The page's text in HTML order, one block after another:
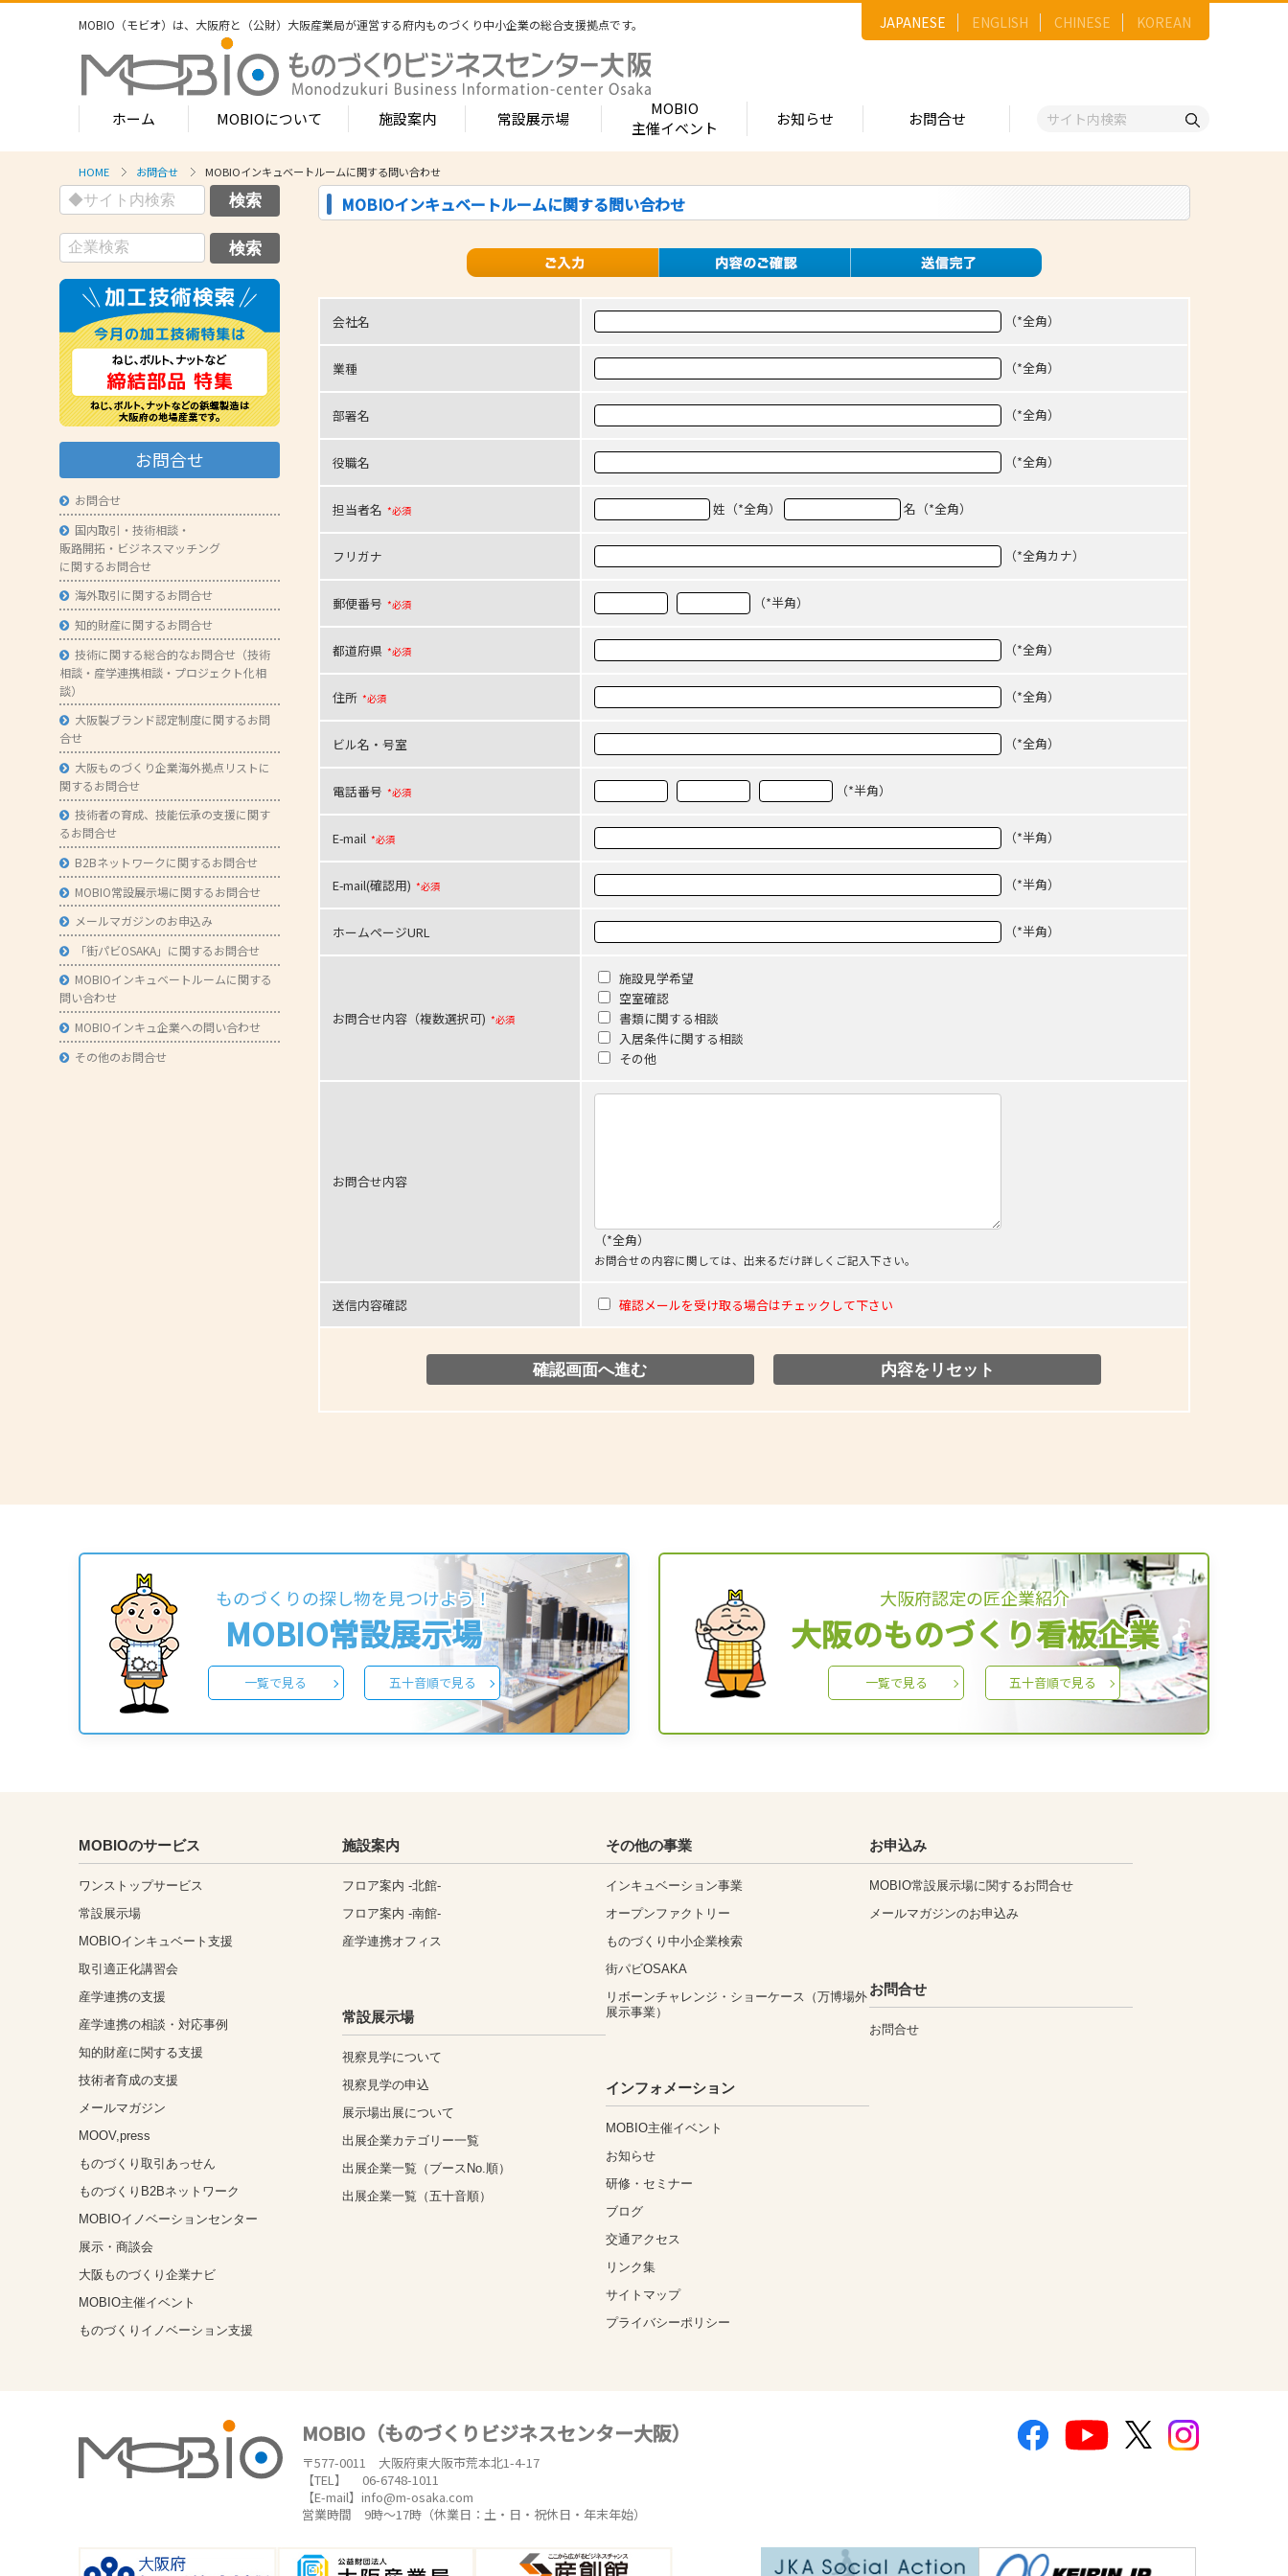
MOBIO（モビオ）は、大阪府と（公財）大阪産業局が運営する府内ものづくり中小企業の総合支援拠点です。 JAPANESE ENGLISH CHINESE KOREAN
ホーム MOBIOについて
MOBIOのサービス
- ワンストップサービス
- 常設展示場
- MOBIOインキュベート支援
- 取引適正化講習会
- 産学連携の支援
- 産学連携の相談・対応事例
- 知的財産に関する支援
- MOOV,press
- ものづくり取引あっせん
- ものづくりB2Bネットワーク
- MOBIOイノベーションセンター
- 展示・商談会
- 大阪ものづくり企業ナビ
- ものづくりイノベーション支援
- 大規模展示商談会活用事業（出展支援事業）
- 大阪府中小企業等外国出願支援事業
- 大阪の伝統工芸品
- 大阪ものづくり企業 海外拠点リスト
MOBIOとは
- MOBIOの4つの戦略
- オープンファクトリー
- リボーンチャレンジ・ショーケース
（万博場外展示事業）
施設案内
- フロア案内 -北館-
常設展示場のご案内
4階（インキュベートルーム）
- フロア案内 -南館-
1階
産学連携オフィス
常設展示場
常設展示場
- MOBIO 常設展示場
展示場出展について
出展のメリット
出展するには？
出展企業紹介
- 出展企業カテゴリー一覧
出展企業一覧（五十音順）
部品・部材
加工・処理
包装・印刷・繊維
生活関連等
MOBIO
主催イベント
お知らせ お問合せ
HOME お問合せ MOBIOインキュベートルームに関する問い合わせ
お問合せ
お問合せ
国内取引・技術相談・
販路開拓・ビジネスマッチング
に関するお問合せ
海外取引に関するお問合せ
知的財産に関するお問合せ
技術に関する総合的なお問合せ（技術
相談・産学連携相談・プロジェクト化相
談）
大阪製ブランド認定制度に関するお問
合せ
大阪ものづくり企業海外拠点リストに
関するお問合せ
技術者の育成、技能伝承の支援に関す
るお問合せ
B2Bネットワークに関するお問合せ
MOBIO常設展示場に関するお問合せ
メールマガジンのお申込み
「街パビOSAKA」に関するお問合せ
MOBIOインキュベートルームに関する
問い合わせ
MOBIOインキュ企業への問い合わせ
その他のお問合せ
MOBIOインキュベートルームに関する問い合わせ
会社名 （*全角）
業種 （*全角）
部署名 （*全角）
役職名 （*全角）
担当者名 *必須 姓（*全角） 名（*全角）
フリガナ （*全角カナ）
郵便番号 *必須 （*半角）
都道府県 *必須 （*全角）
住所 *必須 （*全角）
ビル名・号室 （*全角）
電話番号 *必須 （*半角）
E-mail *必須 （*半角）
E-mail(確認用) *必須 （*半角）
ホームページURL （*半角）
お問合せ内容（複数選択可) *必須
施設見学希望
空室確認
書類に関する相談
入居条件に関する相談
その他
お問合せ内容
（*全角）
お問合せの内容に関しては、出来るだけ詳しくご記入下さい。
送信内容確認 確認メールを受け取る場合はチェックして下さい
ものづくりの探し物を見つけよう！
MOBIO常設展示場
一覧で見る 五十音順で見る
大阪府認定の匠企業紹介
大阪のものづくり看板企業
一覧で見る 五十音順で見る
MOBIOのサービス
ワンストップサービス
常設展示場
MOBIOインキュベート支援
取引適正化講習会
産学連携の支援
産学連携の相談・対応事例
知的財産に関する支援
技術者育成の支援
メールマガジン
MOOV,press
ものづくり取引あっせん
ものづくりB2Bネットワーク
MOBIOイノベーションセンター
展示・商談会
大阪ものづくり企業ナビ
MOBIO主催イベント
ものづくりイノベーション支援
施設案内
フロア案内 -北館-
フロア案内 -南館-
産学連携オフィス
常設展示場
視察見学について
視察見学の申込
展示場出展について
出展企業カテゴリー一覧
出展企業一覧（ブースNo.順）
出展企業一覧（五十音順）
その他の事業
インキュベーション事業
オープンファクトリー
ものづくり中小企業検索
街パビOSAKA
リボーンチャレンジ・ショーケース（万博場外
展示事業）
インフォメーション
MOBIO主催イベント
お知らせ
研修・セミナー
ブログ
交通アクセス
リンク集
サイトマップ
プライバシーポリシー
お申込み
MOBIO常設展示場に関するお問合せ
メールマガジンのお申込み
お問合せ
お問合せ
MOBIO（ものづくりビジネスセンター大阪）
〒577-0011 大阪府東大阪市荒本北1-4-17
【TEL】 06-6748-1011
【E-mail】info@m-osaka.com
営業時間 9時～17時（休業日：土・日・祝休日・年末年始）